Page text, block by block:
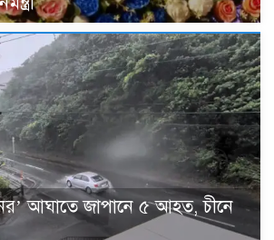
আঘাতে জাপানে ৫ আহত, চীনে